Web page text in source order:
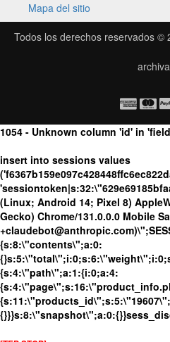
Mapa del sitio
Todos los derechos reservados ©
1054 - Unknown column 'id' in
insert into sessions values
(Linux; Android 14; Pixel 8)
Gecko) Chrome/131.0.0.0 Mobile
{s:8:\"contents\";a:0:
{s:4:\"path\";a:1:{i:0;a:4: